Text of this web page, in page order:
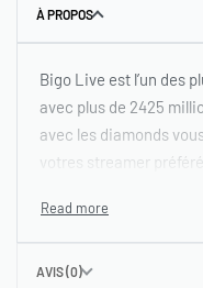
À PROPOS
Bigo Live est l’un des
avec plus de 2425
avec les diamonds
votres streamer préféré.
AVIS (0)